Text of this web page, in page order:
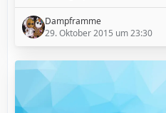
Dampframme
29. Oktober 2015 um 23:30